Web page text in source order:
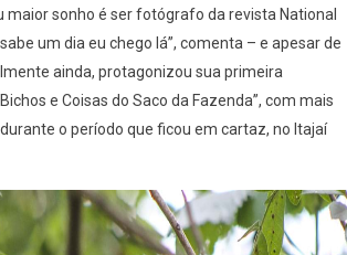
maior sonho é ser fotógrafo da revista National
um dia eu chego lá”, comenta – e apesar de
ainda, protagonizou sua primeira
e Coisas do Saco da Fazenda”, com mais
o período que ficou em cartaz, no Itajaí